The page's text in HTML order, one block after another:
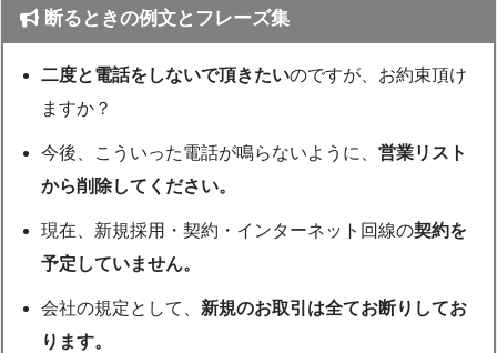
断るときの例文とフレーズ集
二度と電話をしないで頂きたいのですが、お約束頂け
ますか？
今後、こういった電話が鳴らないように、営業リスト
から削除してください。
現在、新規採用・契約・インターネット回線の契約を
予定していません。
会社の規定として、 新規のお取引は全てお断りしてお
ります。